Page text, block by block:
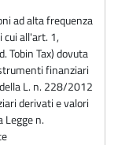
ad alta frequenza
cui all'art. 1,
Tobin Tax) dovuta
finanziari
L. n. 228/2012
derivati e valori
Legge n.